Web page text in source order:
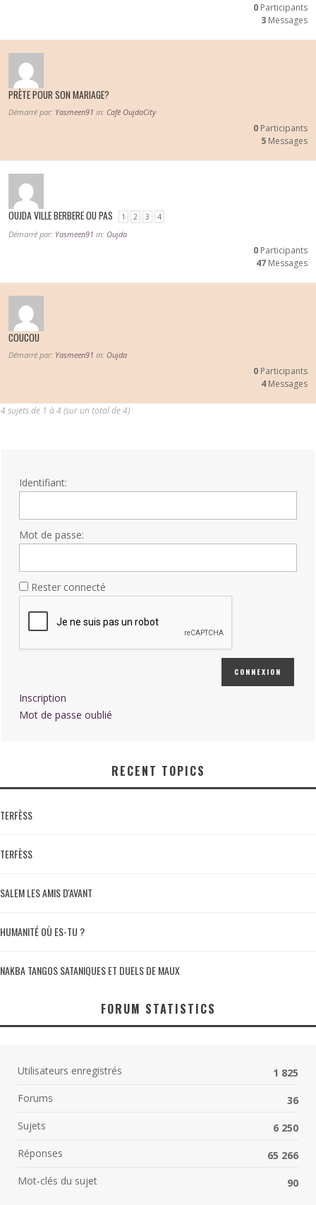
0 Participants
3 Messages
PRÈTE POUR SON MARIAGE?
Démarré par: Yasmeen91 in: Café OujdaCity
0 Participants
5 Messages
OUJDA VILLE BERBERE OU PAS 1 2 3 4
Démarré par: Yasmeen91 in: Oujda
0 Participants
47 Messages
COUCOU
Démarré par: Yasmeen91 in: Oujda
0 Participants
4 Messages
4 sujets de 1 à 4 (sur un total de 4)
Identifiant:
Mot de passe:
Rester connecté
CONNEXION
Inscription
Mot de passe oublié
RECENT TOPICS
TERFÈSS
TERFÈSS
SALEM LES AMIS D'AVANT
HUMANITÉ OÙ ES-TU ?
NAKBA TANGOS SATANIQUES ET DUELS DE MAUX
FORUM STATISTICS
Utilisateurs enregistrés
1 825
Forums
36
Sujets
6 250
Réponses
65 266
Mot-clés du sujet
90